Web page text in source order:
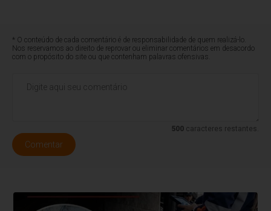
* O conteúdo de cada comentário é de responsabilidade de quem realizá-lo.
Nos reservamos ao direito de reprovar ou eliminar comentários em desacordo
com o propósito do site ou que contenham palavras ofensivas.
500caracteres restantes.
Comentar